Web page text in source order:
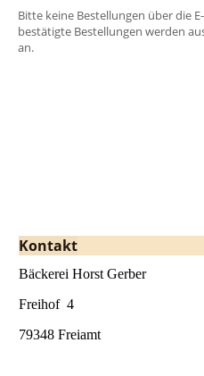
Bitte keine Bestellungen über die
bestätigte Bestellungen werden
an.
Kontakt
Bäckerei Horst Gerber
Freihof 4
79348 Freiamt